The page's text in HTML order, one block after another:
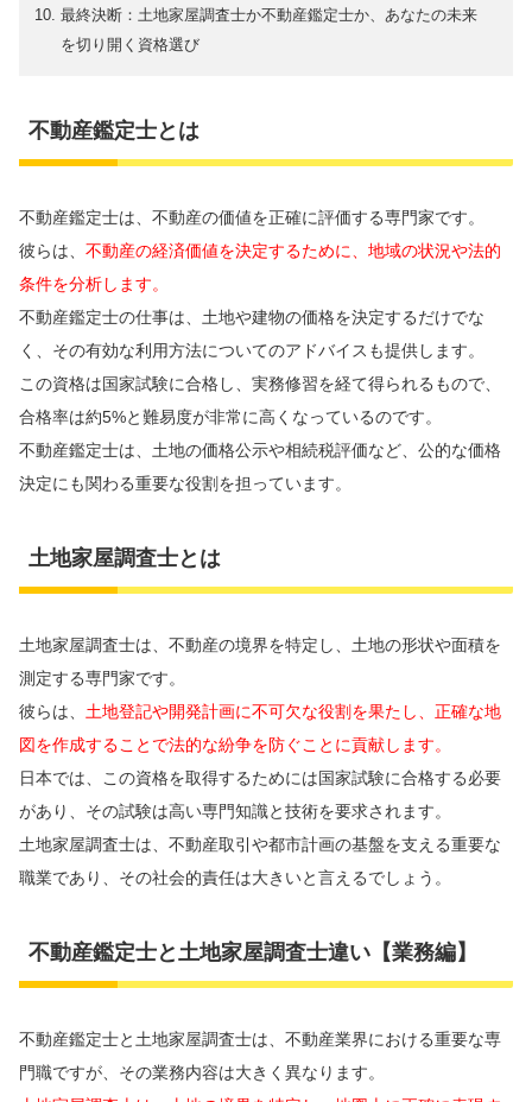
最終決断：土地家屋調査士か不動産鑑定士か、あなたの未来
を切り開く資格選び
不動産鑑定士とは
不動産鑑定士は、不動産の価値を正確に評価する専門家です。
彼らは、 不動産の経済価値を決定するために、地域の状況や法的
条件を分析します。
不動産鑑定士の仕事は、土地や建物の価格を決定するだけでな
く、その有効な利用方法についてのアドバイスも提供します。
この資格は国家試験に合格し、実務修習を経て得られるもので、
合格率は約5%と難易度が非常に高くなっているのです。
不動産鑑定士は、土地の価格公示や相続税評価など、公的な価格
決定にも関わる重要な役割を担っています。
土地家屋調査士とは
土地家屋調査士は、不動産の境界を特定し、土地の形状や面積を
測定する専門家です。
彼らは、 土地登記や開発計画に不可欠な役割を果たし、正確な地
図を作成することで法的な紛争を防ぐことに貢献します。
日本では、この資格を取得するためには国家試験に合格する必要
があり、その試験は高い専門知識と技術を要求されます。
土地家屋調査士は、不動産取引や都市計画の基盤を支える重要な
職業であり、その社会的責任は大きいと言えるでしょう。
不動産鑑定士と土地家屋調査士違い【業務編】
不動産鑑定士と土地家屋調査士は、不動産業界における重要な専
門職ですが、その業務内容は大きく異なります。